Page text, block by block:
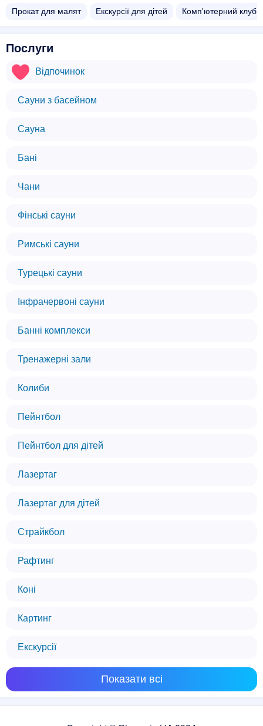
Прокат для малят Екскурсії для дітей Комп'ютерний клуб
Послуги
Відпочинок
Сауни з басейном
Сауна
Бані
Чани
Фінські сауни
Римські сауни
Турецькі сауни
Інфрачервоні сауни
Банні комплекси
Тренажерні зали
Колиби
Пейнтбол
Пейнтбол для дітей
Лазертаг
Лазертаг для дітей
Страйкбол
Рафтинг
Коні
Картинг
Екскурсії
Показати всі